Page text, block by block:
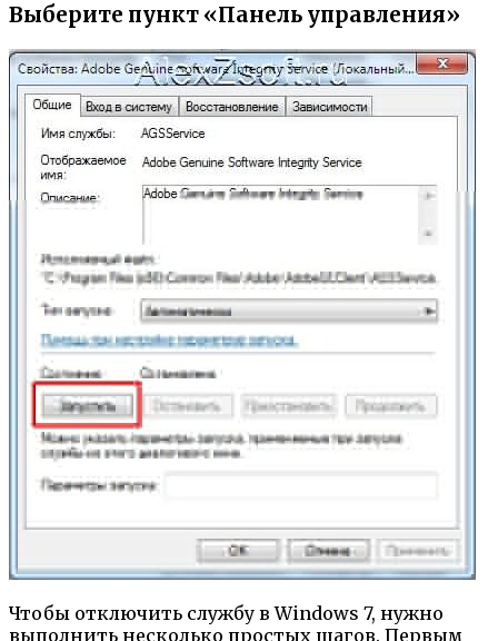
Выберите пункт «Панель управления»
Чтобы отключить службу в Windows 7, нужно
выполнить несколько простых шагов. Первым